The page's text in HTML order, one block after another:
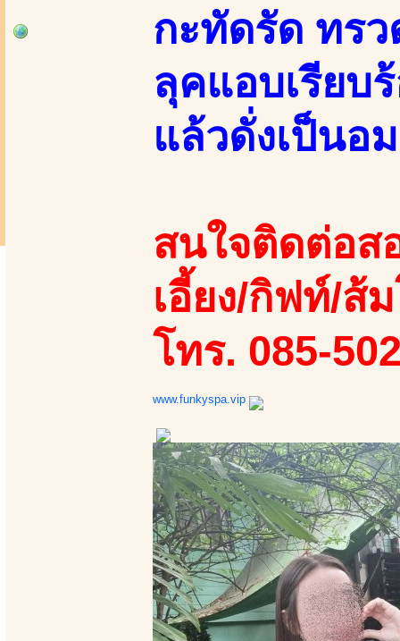
กะทัดรัด ทร
ลุคแอบเรียบ
แล้วดั่งเป็นอ
สนใจติดต่อส
เอี้ยง/กิฟท์/ส้
โทร. 085-
www.funkyspa.vip